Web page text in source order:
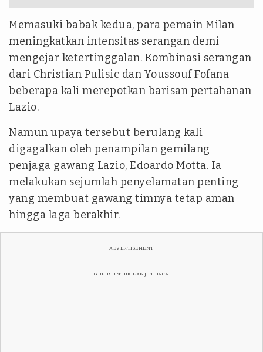
Memasuki babak kedua, para pemain Milan
meningkatkan intensitas serangan demi
mengejar ketertinggalan. Kombinasi serangan
dari Christian Pulisic dan Youssouf Fofana
beberapa kali merepotkan barisan pertahanan
Lazio.
Namun upaya tersebut berulang kali
digagalkan oleh penampilan gemilang
penjaga gawang Lazio, Edoardo Motta. Ia
melakukan sejumlah penyelamatan penting
yang membuat gawang timnya tetap aman
hingga laga berakhir.
ADVERTISEMENT
GULIR UNTUK LANJUT BACA